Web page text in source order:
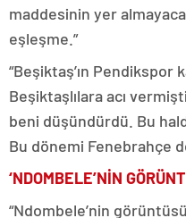
maddesinin yer
eşleşme.”
“Beşiktaş’ın Pendikspor
Beşiktaşlılara acı
beni düşündürdü. Bu
Bu dönemi Fenebrahçe
‘NDOMBELE’NİN
“Ndombele’nin